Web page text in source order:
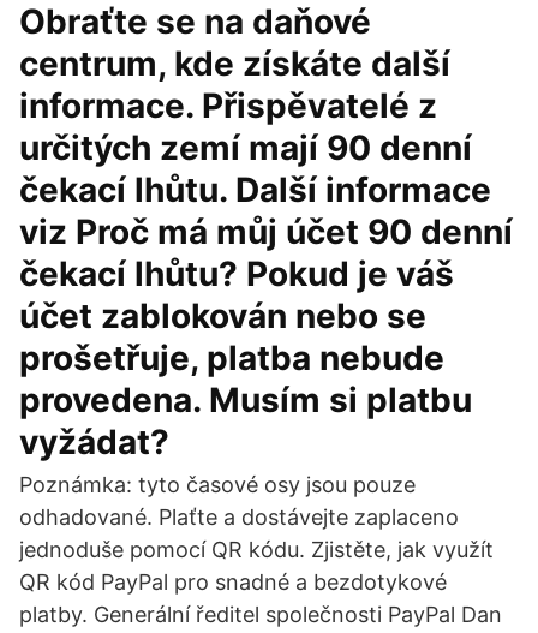
Obraťte se na daňové
centrum, kde získáte další
informace. Přispěvatelé z
určitých zemí mají 90 denní
čekací lhůtu. Další informace
viz Proč má můj účet 90 denní
čekací lhůtu? Pokud je váš
účet zablokován nebo se
prošetřuje, platba nebude
provedena. Musím si platbu
vyžádat?
Poznámka: tyto časové osy jsou pouze
odhadované. Plaťte a dostávejte zaplaceno
jednoduše pomocí QR kódu. Zjistěte, jak využít
QR kód PayPal pro snadné a bezdotykové
platby. Generální ředitel společnosti PayPal Dan